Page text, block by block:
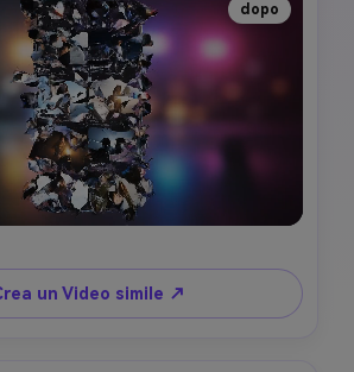
dopo
un Video simile ↗